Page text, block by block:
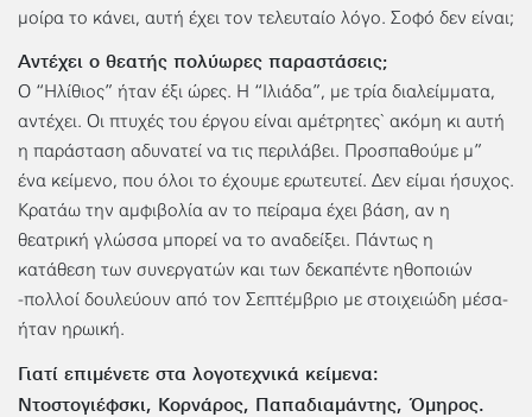
μοίρα το κάνει, αυτή έχει τον τελευταίο λόγο. Σοφό δεν είναι;
Αντέχει ο θεατής πολύωρες παραστάσεις;
Ο “Ηλίθιος” ήταν έξι ώρες. Η “Ιλιάδα”, με τρία διαλείμματα,
αντέχει. Οι πτυχές του έργου είναι αμέτρητες` ακόμη κι αυτή
η παράσταση αδυνατεί να τις περιλάβει. Προσπαθούμε μ”
ένα κείμενο, που όλοι το έχουμε ερωτευτεί. Δεν είμαι ήσυχος.
Κρατάω την αμφιβολία αν το πείραμα έχει βάση, αν η
θεατρική γλώσσα μπορεί να το αναδείξει. Πάντως η
κατάθεση των συνεργατών και των δεκαπέντε ηθοποιών
-πολλοί δουλεύουν από τον Σεπτέμβριο με στοιχειώδη μέσα-
ήταν ηρωική.
Γιατί επιμένετε στα λογοτεχνικά κείμενα:
Ντοστογιέφσκι, Κορνάρος, Παπαδιαμάντης, Όμηρος.